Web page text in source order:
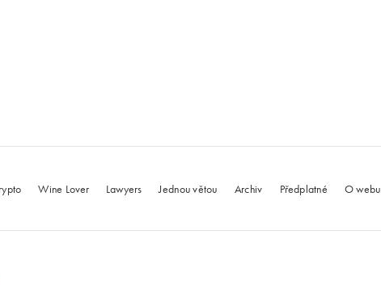
Wine Lover Lawyers Jednou větou Archiv Předplatné O webu